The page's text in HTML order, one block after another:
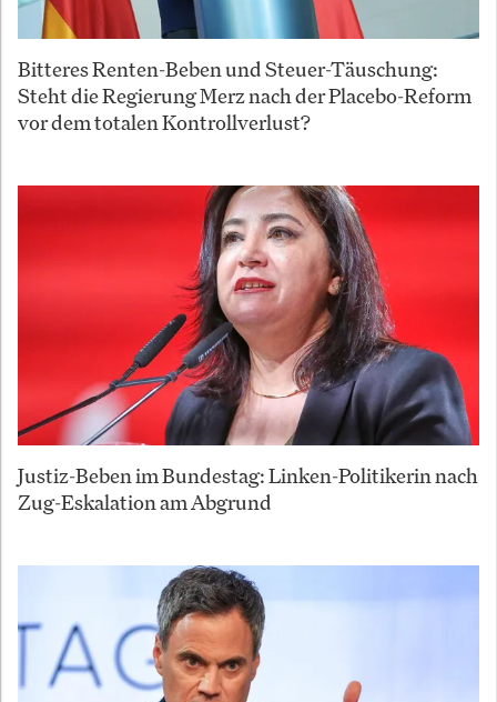
Bitteres Renten-Beben und Steuer-Täuschung:
Steht die Regierung Merz nach der Placebo-Reform
vor dem totalen Kontrollverlust?
Justiz-Beben im Bundestag: Linken-Politikerin nach
Zug-Eskalation am Abgrund